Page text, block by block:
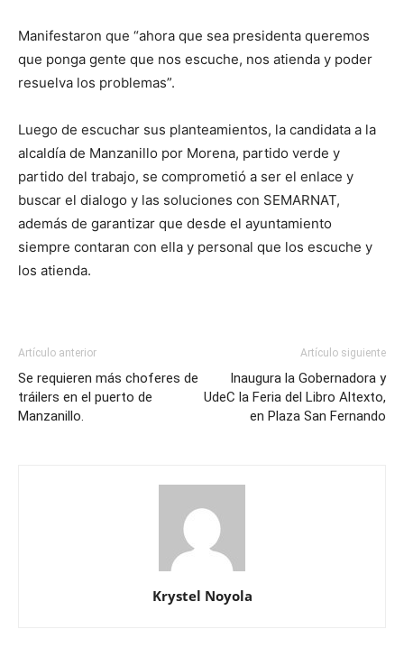
Manifestaron que “ahora que sea presidenta queremos
que ponga gente que nos escuche, nos atienda y poder
resuelva los problemas”.
Luego de escuchar sus planteamientos, la candidata a la
alcaldía de Manzanillo por Morena, partido verde y
partido del trabajo, se comprometió a ser el enlace y
buscar el dialogo y las soluciones con SEMARNAT,
además de garantizar que desde el ayuntamiento
siempre contaran con ella y personal que los escuche y
los atienda.
Artículo anterior
Se requieren más choferes de
tráilers en el puerto de
Manzanillo.
Artículo siguiente
Inaugura la Gobernadora y
UdeC la Feria del Libro Altexto,
en Plaza San Fernando
Krystel Noyola